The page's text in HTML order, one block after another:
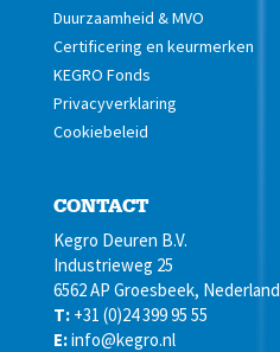
Duurzaamheid & MVO
Certificering en keurmerken
KEGRO Fonds
Privacyverklaring
Cookiebeleid
CONTACT
Kegro Deuren B.V.
Industrieweg 25
6562 AP Groesbeek, Nederland
T: +31 (0)24 399 95 55
E:info@kegro.nl